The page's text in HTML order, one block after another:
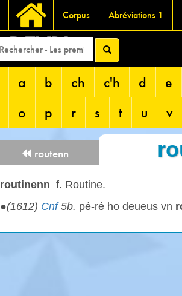
Corpus Abréviations 1
DEVRI
a b ch c'h d
e
o
p r s t u v
routenn
routinenn f. Routine.
●(1612) Cnf5b. pé-ré ho deueus vn